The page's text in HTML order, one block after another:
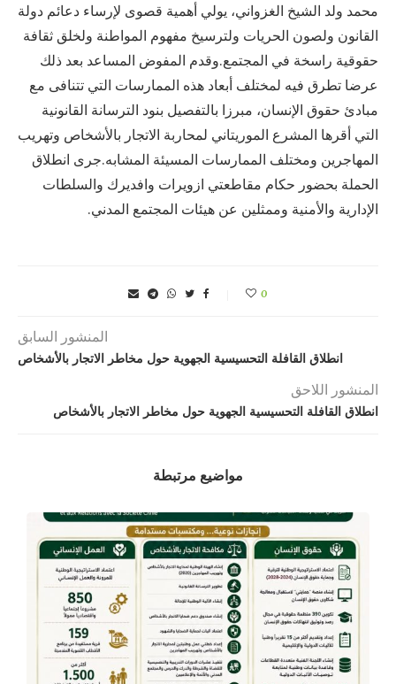
محمد ولد الشيخ الغزواني، يولي أهمية قصوى لإرساء دعائم دولة
القانون ولصون الحريات ولترسيخ مفهوم المواطنة ولخلق ثقافة
حقوقية راسخة في المجتمع.وقدم المفوض المساعد بعد ذلك
عرضا تطرق فيه لمختلف أبعاد هذه الممارسات التي تتنافى مع
مبادئ حقوق الإنسان، مبرزا بالتفصيل بنود الترسانة القانونية
التي أقرها المشرع الموريتاني لمحاربة الاتجار بالأشخاص وتهريب
المهاجرين ومختلف الممارسات المسيئة المشابه.جرى انطلاق
الحملة بحضور حكام مقاطعتي ازويرات وافديرك والسلطات
الإدارية والأمنية وممثلين عن هيئات المجتمع المدني.
0
المنشور السابق
انطلاق القافلة التحسيسية الجهوية حول مخاطر الاتجار بالأشخاص
المنشور اللاحق
انطلاق القافلة التحسيسية الجهوية حول مخاطر الاتجار بالأشخاص
مواضيع مرتبطة